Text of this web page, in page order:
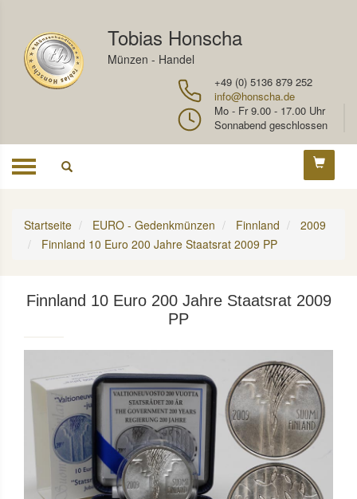
Tobias Honscha
Münzen - Handel
+49 (0) 5136 879 252
info@honscha.de
Mo - Fr 9.00 - 17.00 Uhr
Sonnabend geschlossen
Toggle
Startseite EURO - Gedenkmünzen Finnland
2009
Finnland 10 Euro 200 Jahre Staatsrat 2009 PP
Finnland 10 Euro 200 Jahre Staatsrat 2009
PP